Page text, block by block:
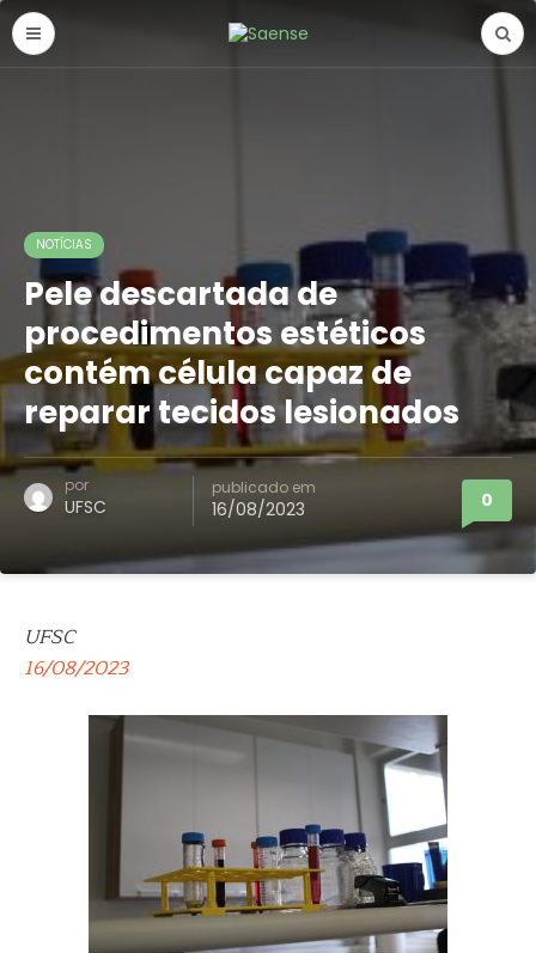
NOTÍCIAS
Pele descartada de
procedimentos estéticos
contém célula capaz de
reparar tecidos lesionados
por
UFSC
publicado em
16/08/2023 0
UFSC
16/08/2023